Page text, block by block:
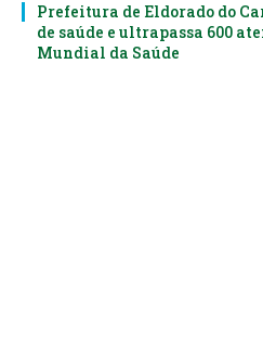
Prefeitura de Eldorado do
de saúde e ultrapassa 600
Mundial da Saúde